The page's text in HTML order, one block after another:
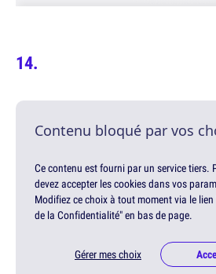
Contenu bloqué par vos
Ce contenu est fourni par un service tiers.
devez accepter les cookies dans vos
Modifiez ce choix à tout moment via le
de la Confidentialité" en bas de page.
Gérer mes choix